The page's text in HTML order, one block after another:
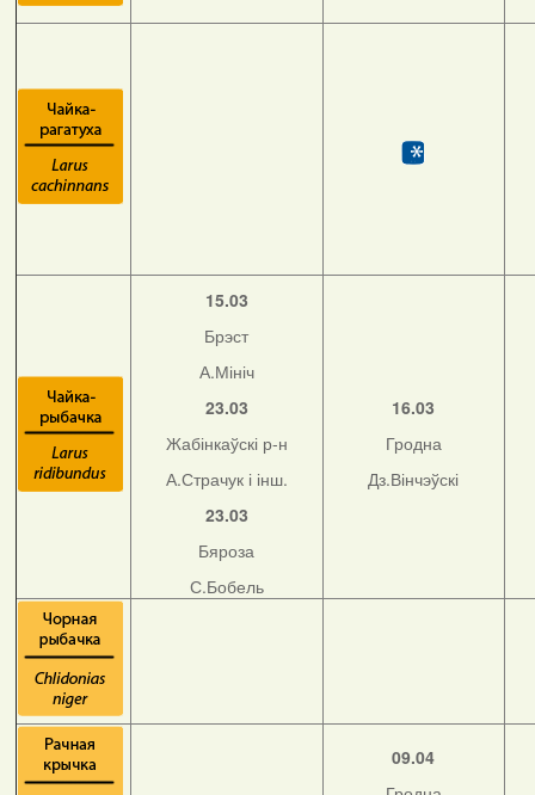
15.03
Брэст
А.Мініч
23.03
Жабінкаўскі р-н
А.Страчук і інш.
23.03
Бяроза
С.Бобель
16.03
Гродна
Дз.Вінчэўскі
09.04